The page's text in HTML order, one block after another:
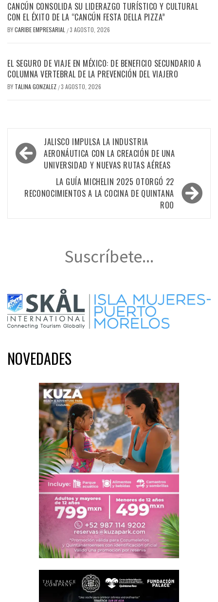
CANCÚN CONSOLIDA SU LIDERAZGO TURÍSTICO Y CULTURAL
CON EL ÉXITO DE LA “CANCÚN FESTA DELLA PIZZA”
BYCARIBE EMPRESARIAL /3 AGOSTO, 2026
EL SEGURO DE VIAJE EN MÉXICO: DE BENEFICIO SECUNDARIO A
COLUMNA VERTEBRAL DE LA PREVENCIÓN DEL VIAJERO
BY TALINA GONZALEZ /3 AGOSTO, 2026
Navegación
de
entradas
JALISCO IMPULSA LA INDUSTRIA
AERONÁUTICA CON LA CREACIÓN DE UNA
UNIVERSIDAD Y NUEVAS RUTAS AÉREAS
LA GUÍA MICHELIN 2025 OTORGÓ 22
RECONOCIMIENTOS A LA COCINA DE QUINTANA
ROO
Suscríbete...
NOVEDADES